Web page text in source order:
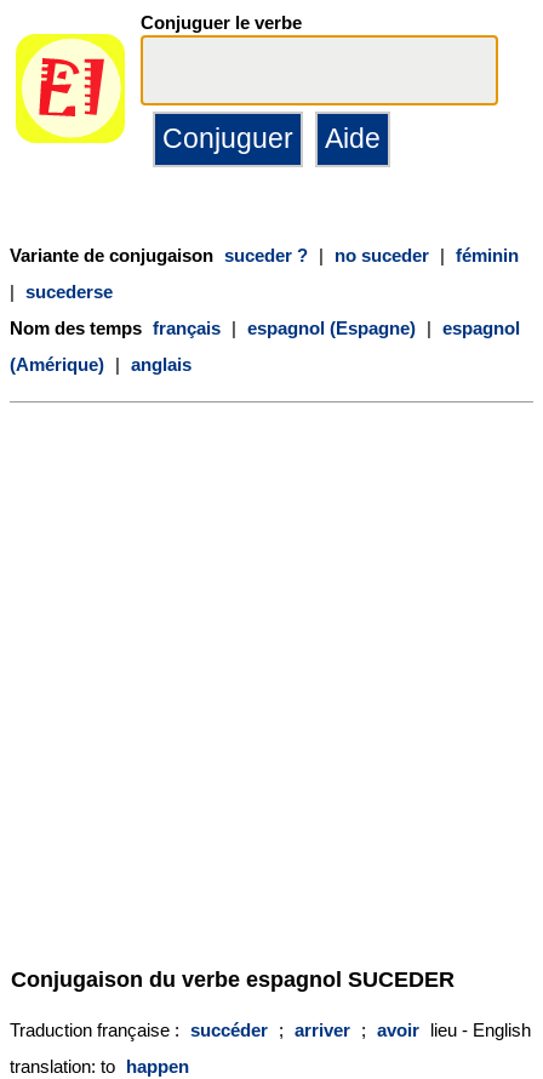
Conjuguer le verbe
Variante de conjugaison suceder ? | no suceder | féminin
| sucederse
Nom des temps français | espagnol (Espagne) | espagnol
(Amérique) | anglais
Conjugaison du verbe espagnol SUCEDER
Traduction française : succéder ; arriver ; avoir lieu - English
translation: to happen